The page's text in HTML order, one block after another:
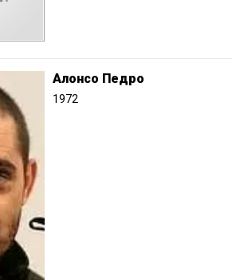
Алонсо Педро
1972